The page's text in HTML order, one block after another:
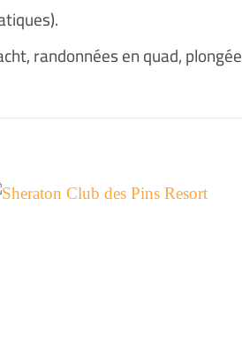
randonnées en quad,